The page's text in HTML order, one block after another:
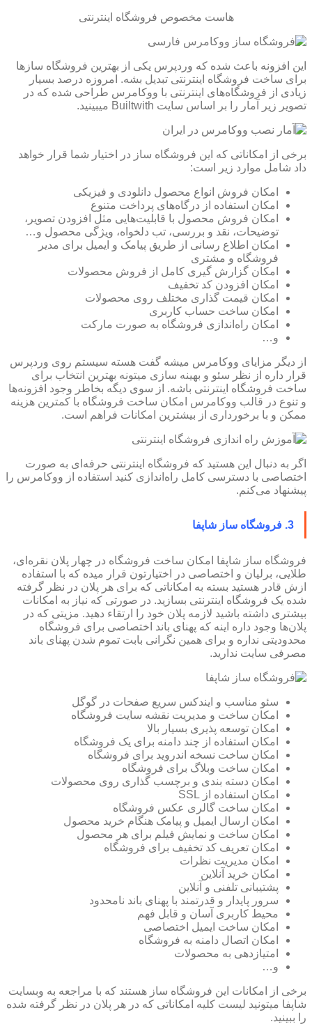
هاست مخصوص فروشگاه اینترنتی
این افزونه باعث شده که وردپرس یکی از بهترین فروشگاه سازها
برای ساخت فروشگاه اینترنتی تبدیل بشه. امروزه درصد بسیار
زیادی از فروشگاه‌های اینترنتی با ووکامرس طراحی شده که در
تصویر زیر آمار را بر اساس سایت Builtwith میبینید.
برخی از امکاناتی که این فروشگاه ساز در اختیار شما قرار خواهد
داد شامل موارد زیر است:
امکان فروش انواع محصول دانلودی و فیزیکی
امکان استفاده از درگاه‌های پرداخت متنوع
امکان فروش محصول با قابلیت‌هایی مثل افزودن تصویر،
توضیحات، نقد و بررسی، تب دلخواه، ویژگی محصول و…
امکان اطلاع رسانی از طریق پیامک و ایمیل برای مدیر
فروشگاه و مشتری
امکان گزارش گیری کامل از فروش محصولات
امکان افزودن کد تخفیف
امکان قیمت گذاری مختلف روی محصولات
امکان ساخت حساب کاربری
امکان راه‌اندازی فروشگاه به صورت مارکت
و…
از دیگر مزایای ووکامرس میشه گفت هسته سیستم روی وردپرس
قرار داره از نظر سئو و بهینه سازی میتونه بهترین انتخاب برای
ساخت فروشگاه اینترنتی باشه. از سوی دیگه بخاطر وجود افزونه‌ها
و تنوع در قالب ووکامرس امکان ساخت فروشگاه با کمترین هزینه
ممکن و با برخورداری از بیشترین امکانات فراهم است.
اگر به دنبال این هستید که فروشگاه اینترنتی حرفه‌ای به صورت
اختصاصی با دسترسی کامل راه‌اندازی کنید استفاده از ووکامرس را
پیشنهاد می‌کنم.
3. فروشگاه ساز شاپفا
فروشگاه ساز شاپفا امکان ساخت فروشگاه در چهار پلان نقره‌ای،
طلایی، برلیان و اختصاصی در اختیارتون قرار میده که با استفاده
ازش قادر هستید بسته به امکاناتی که برای هر پلان در نظر گرفته
شده یک فروشگاه اینترنتی بسازید. در صورتی که نیاز به امکانات
بیشتری داشته باشید لازمه پلان خود را ارتقاء دهید. مزیتی که در
پلان‌ها وجود داره اینه که پهنای باند اختصاصی برای فروشگاه
محدودیتی نداره و برای همین نگرانی بابت تموم شدن پهنای باند
مصرفی سایت ندارید.
سئو مناسب و ایندکس سریع صفحات در گوگل
امکان ساخت و مدیریت نقشه سایت فروشگاه
امکان توسعه پذیری بسیار بالا
امکان استفاده از چند دامنه برای یک فروشگاه
امکان ساخت نسخه اندروید برای فروشگاه
امکان ساخت وبلاگ برای فروشگاه
امکان دسته بندی و برچسب گذاری روی محصولات
امکان استفاده از SSL
امکان ساخت گالری عکس فروشگاه
امکان ارسال ایمیل و پیامک هنگام خرید محصول
امکان ساخت و نمایش فیلم برای هر محصول
امکان تعریف کد تخفیف برای فروشگاه
امکان مدیریت نظرات
امکان خرید آنلاین
پشتیبانی تلفنی و آنلاین
سرور پایدار و قدرتمند با پهنای باند نامحدود
محیط کاربری آسان و قابل فهم
امکان ساخت ایمیل اختصاصی
امکان اتصال دامنه به فروشگاه
امتیازدهی به محصولات
و…
برخی از امکانات این فروشگاه ساز هستند که با مراجعه به وبسایت
شاپفا میتونید لیست کلیه امکاناتی که در هر پلان در نظر گرفته شده
را ببینید.